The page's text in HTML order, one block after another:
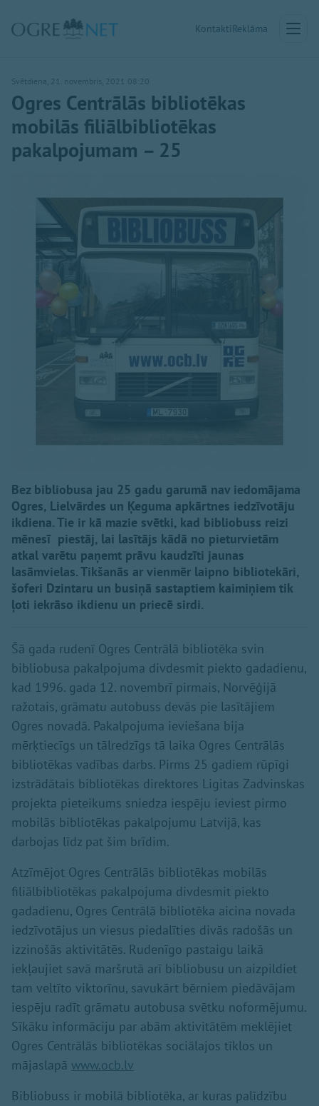
KontaktiReklāma
Svētdiena, 21. novembris, 2021 08:20
Ogres Centrālās bibliotēkas
mobilās filiālbibliotēkas
pakalpojumam – 25
Bez bibliobusa jau 25 gadu garumā nav iedomājama
Ogres, Lielvārdes un Ķeguma apkārtnes iedzīvotāju
ikdiena. Tie ir kā mazie svētki, kad bibliobuss reizi
mēnesī piestāj, lai lasītājs kādā no pieturvietām
atkal varētu paņemt prāvu kaudzīti jaunas
lasāmvielas. Tikšanās ar vienmēr laipno bibliotekāri,
šoferi Dzintaru un busiņā sastaptiem kaimiņiem tik
ļoti iekrāso ikdienu un priecē sirdi.
Šā gada rudenī Ogres Centrālā bibliotēka svin
bibliobusa pakalpojuma divdesmit piekto gadadienu,
kad 1996. gada 12. novembrī pirmais, Norvēģijā
ražotais, grāmatu autobuss devās pie lasītājiem
Ogres novadā. Pakalpojuma ieviešana bija
mērķtiecīgs un tālredzīgs tā laika Ogres Centrālās
bibliotēkas vadības darbs. Pirms 25 gadiem rūpīgi
izstrādātais bibliotēkas direktores Ligitas Zadvinskas
projekta pieteikums sniedza iespēju ieviest pirmo
mobilās bibliotēkas pakalpojumu Latvijā, kas
darbojas līdz pat šim brīdim.
Atzīmējot Ogres Centrālās bibliotēkas mobilās
filiālbibliotēkas pakalpojuma divdesmit piekto
gadadienu, Ogres Centrālā bibliotēka aicina novada
iedzīvotājus un viesus piedalīties divās radošās un
izzinošās aktivitātēs. Rudenīgo pastaigu laikā
iekļaujiet savā maršrutā arī bibliobusu un aizpildiet
tam veltīto viktorīnu, savukārt bērniem piedāvājam
iespēju radīt grāmatu autobusa svētku noformējumu.
Sīkāku informāciju par abām aktivitātēm meklējiet
Ogres Centrālās bibliotēkas sociālajos tīklos un
mājaslapā www.ocb.lv
Bibliobuss ir mobilā bibliotēka, ar kuras palīdzību